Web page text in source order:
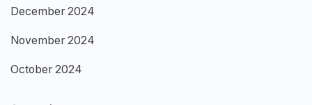
December 2024
November 2024
October 2024